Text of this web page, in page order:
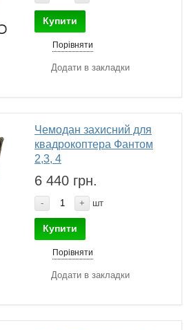
Купити
Порівняти
Додати в закладки
Чемодан захисний для
квадрокоптера Фантом
2,3, 4
6 440 грн.
- + шт
Купити
Порівняти
Додати в закладки